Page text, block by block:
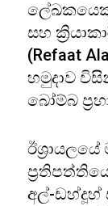
සහ
(Refaat
හමුදාව
බෝම්බ
අල්-ඩහ්දූහ්